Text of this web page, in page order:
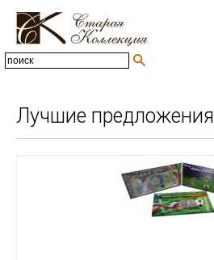
Лучшие предложения